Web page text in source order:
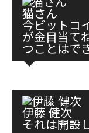
猫さん
今ビットコ
が金目当て
つことはで
伊藤 健次
それは開設